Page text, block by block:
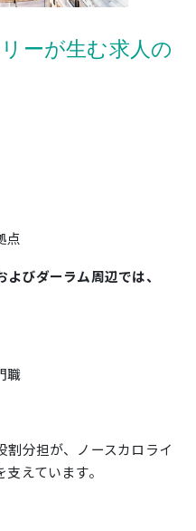
ーが生む求人の
点
びダーラム周辺では、
職
割分担が、ノースカロライ
えています。